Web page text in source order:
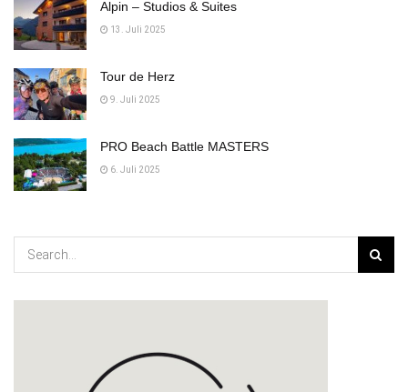
Alpin – Studios & Suites
13. Juli 2025
Tour de Herz
9. Juli 2025
PRO Beach Battle MASTERS
6. Juli 2025